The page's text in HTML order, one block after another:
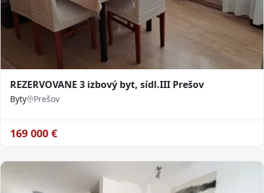
REZERVOVANE 3 izbový byt, sídl.III Prešov
Byty Prešov
169 000 €